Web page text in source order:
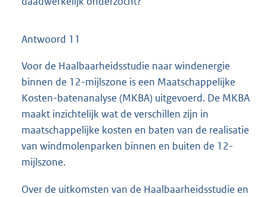
Antwoord 11
Voor de Haalbaarheidsstudie naar windenergie
binnen de 12-mijlszone is een Maatschappelijke
Kosten-batenanalyse (MKBA) uitgevoerd. De MKBA
maakt inzichtelijk wat de verschillen zijn in
maatschappelijke kosten en baten van de realisatie
van windmolenparken binnen en buiten de 12-
mijlszone.
Over de uitkomsten van de Haalbaarheidsstudie en